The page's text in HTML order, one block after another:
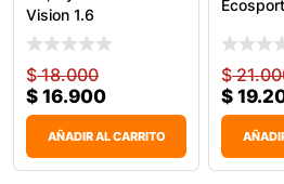
Vision 1.6
$18.000
$ 16.900
AÑADIR AL CARRITO
$
$